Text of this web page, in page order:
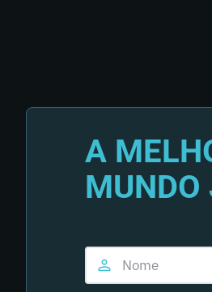
A
MUNDO